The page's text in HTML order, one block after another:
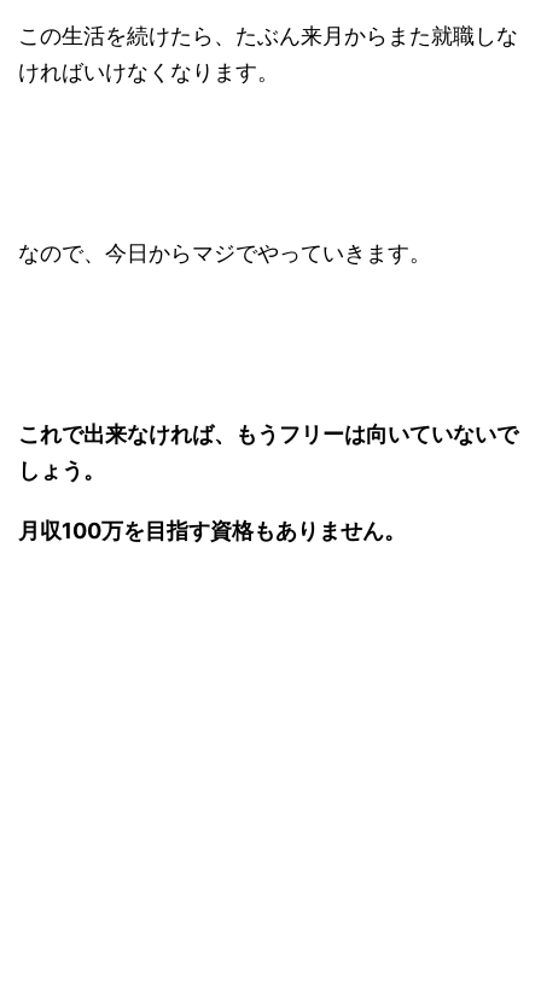
この生活を続けたら、たぶん来月からまた就職しな
ければいけなくなります。
なので、今日からマジでやっていきます。
これで出来なければ、もうフリーは向いていないで
しょう。
月収100万を目指す資格もありません。